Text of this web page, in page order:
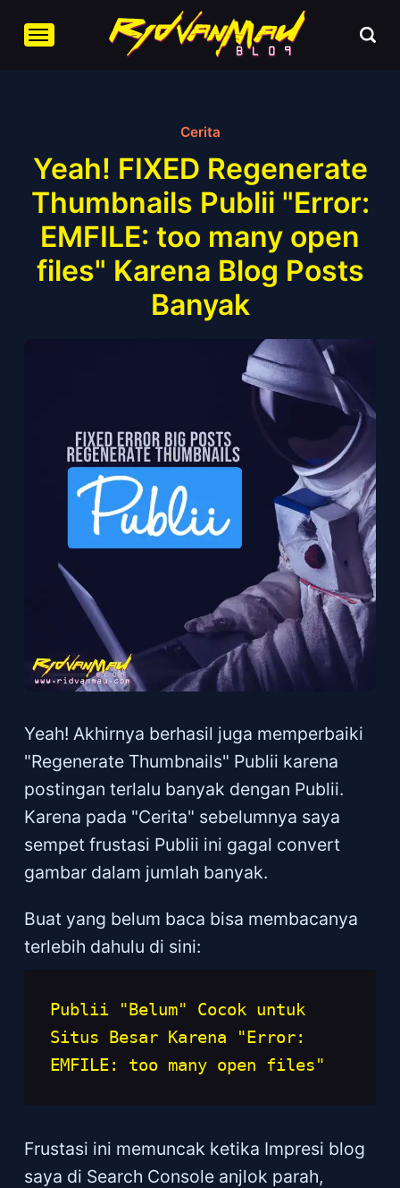
Cerita
Yeah! FIXED Regenerate
Thumbnails Publii "Error:
EMFILE: too many open
files" Karena Blog Posts
Banyak
Yeah! Akhirnya berhasil juga memperbaiki
"Regenerate Thumbnails" Publii karena
postingan terlalu banyak dengan Publii.
Karena pada "Cerita" sebelumnya saya
sempet frustasi Publii ini gagal convert
gambar dalam jumlah banyak.
Buat yang belum baca bisa membacanya
terlebih dahulu di sini:
Publii "Belum" Cocok untuk
Situs Besar Karena "Error:
EMFILE: too many open files"
Frustasi ini memuncak ketika Impresi blog
saya di Search Console anjlok parah,